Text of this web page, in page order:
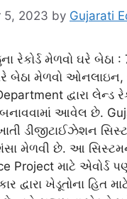
5, 2023 by Gujarati
રેકોર્ડ મેળવો ઘરે
બેઠા મેળવો ઓનલાઇન,
દ્વારા લેન્ડ
આવેલ છે.
ડીજીટાઈઝેશન
મેળવી છે. આ
Project માટે એવોર્ડ
દ્વારા ખેડૂતોના હિત